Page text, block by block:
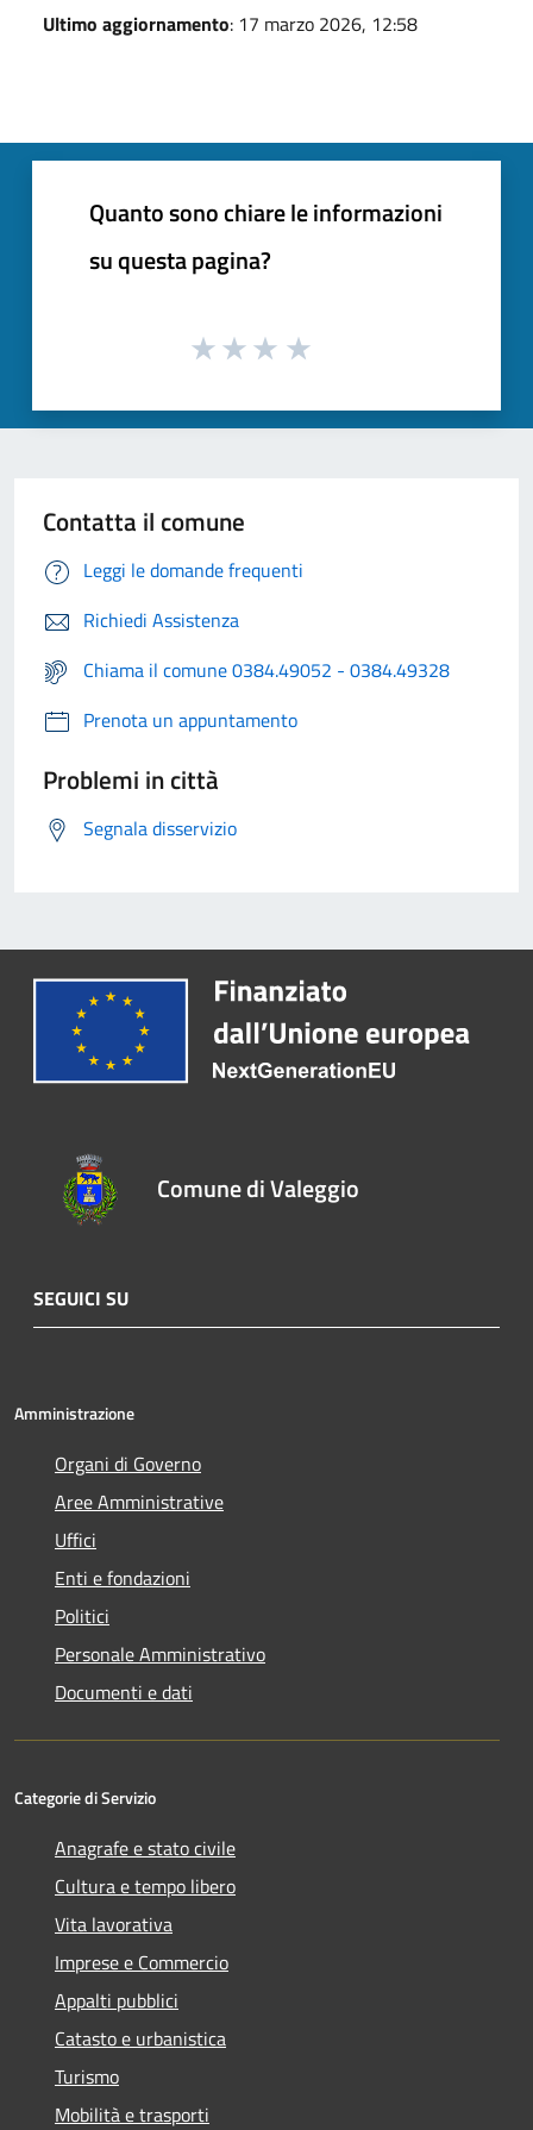
Ultimo aggiornamento: 17 marzo 2026, 12:58
Quanto sono chiare le informazioni
su questa pagina?
Contatta il comune
Leggi le domande frequenti
Richiedi Assistenza
Chiama il comune 0384.49052 - 0384.49328
Prenota un appuntamento
Problemi in città
Segnala disservizio
Comune di Valeggio
SEGUICI SU
Amministrazione
Organi di Governo
Aree Amministrative
Uffici
Enti e fondazioni
Politici
Personale Amministrativo
Documenti e dati
Categorie di Servizio
Anagrafe e stato civile
Cultura e tempo libero
Vita lavorativa
Imprese e Commercio
Appalti pubblici
Catasto e urbanistica
Turismo
Mobilità e trasporti